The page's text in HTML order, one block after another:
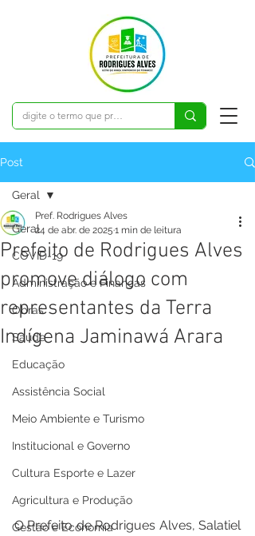
Post
Geral
COVID-19
Administração e Finanças
Obras
Saúde
Educação
Assistência Social
Meio Ambiente e Turismo
Institucional e Governo
Cultura Esporte e Lazer
Agricultura e Produção
Gestão e Economia
Geral
Prefeito de Rodrigues Alves
promove diálogo com
representantes da Terra
Indígena Jaminawá Arara
Pref. Rodrigues Alves
24 de abr. de 2025 1 min de leitura
O Prefeito de Rodrigues Alves, Salatiel